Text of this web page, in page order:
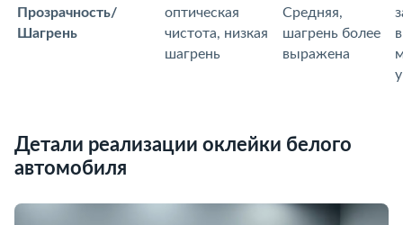
Прозрачность/
Шагрень
оптическая
чистота, низкая
шагрень
Средняя,
шагрень более
ыражена
Детали реализации оклейки белого
автомобиля